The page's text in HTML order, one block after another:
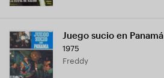
Juego sucio en Panamá
1975
Freddy